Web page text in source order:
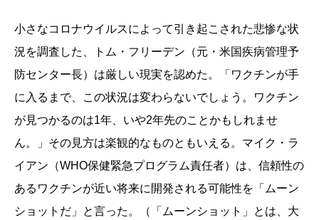
小さなコロナウイルスによって引き起こされた悲惨な状
況を調査した、トム・フリーデン（元・米国疾病管理予
防センター長）は厳しい現実を認めた。「ワクチンが手
に入るまで、この状況は変わらないでしょう。ワクチン
が見つかるのは1年、いや2年先のことかもしれませ
ん。」その見方は楽観的なものともいえる。マイク・ラ
イアン（WHO保健緊急プログラム責任者）は、信頼性の
あるワクチンが近い将来に開発される可能性を「ムーン
ショットだ」と言った。（「ムーンショット」とは、大